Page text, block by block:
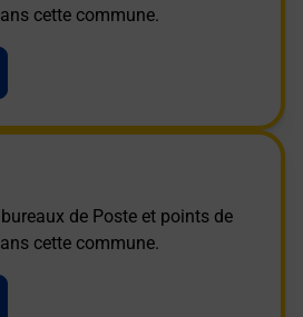
cette commune.
de Poste et points de
cette commune.